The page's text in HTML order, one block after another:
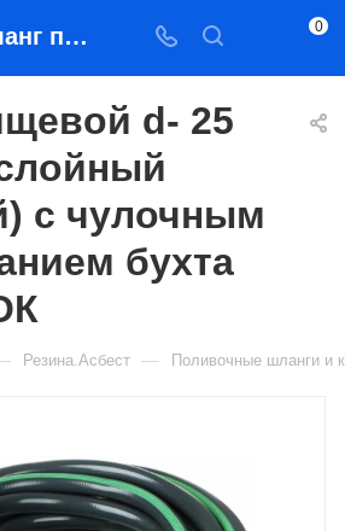
Купить Шланг пищевой d- 25 мм, пятислойный (тяжелый) с чулочным армированием бухта 25м ИСТОК в Якутске — цена, характеристики, подбор | Востоктехторг 0
d- 25
с чулочным
бухта
Резина.Асбест — Поливочные шланги и